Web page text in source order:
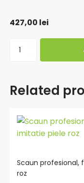
427,00 lei
Cantitate
-
negru/roz
Related
Scaun profesional,
roz